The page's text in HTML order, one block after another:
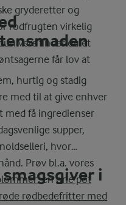
gryderetter og
rodfrugten virkelig
finder du et
får lov at
hurtig og stadig
med til at give enhver
med få ingredienser
supper,
hvor
Prøv bl.a. vores
, enone pot
rødbedefritter med
i